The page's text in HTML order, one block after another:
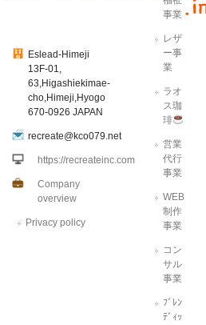
Eslead-Himeji
13F-01,
63,Higashiekimae-
cho,Himeji,Hyogo
670-0926 JAPAN
recreate@kco079.net
https://recreateinc.com
Company
overview
Privacy policy
事業
レザ
ー事
業
ラオ
ス珈
琲
営業
代行
事業
WEB
制作
事業
コン
サル
事業
ﾌﾞﾚﾝ
ﾃﾞｨｯ